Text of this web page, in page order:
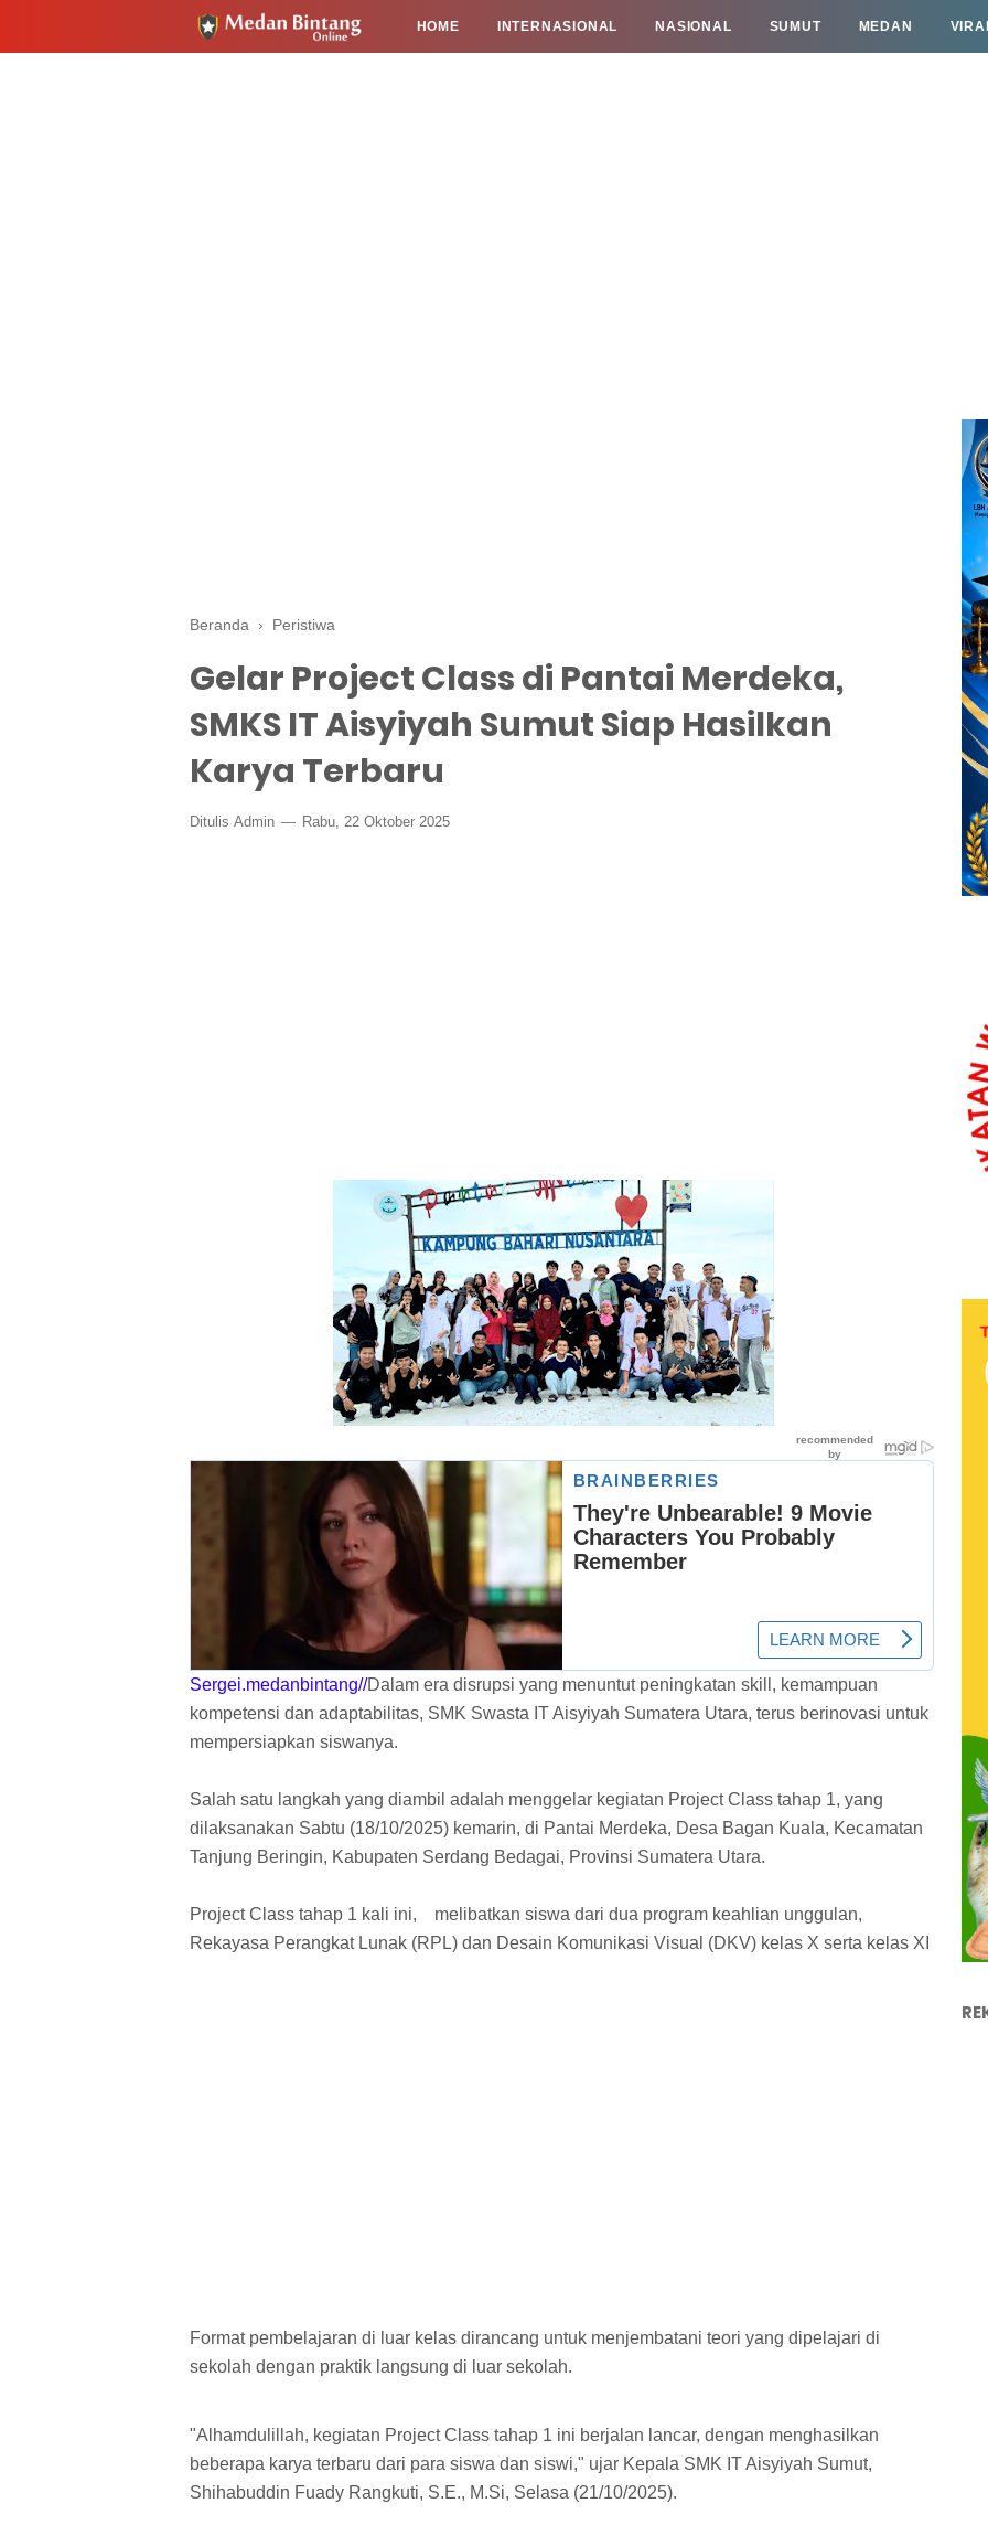
HOME INTERNASIONAL NASIONAL SUMUT MEDAN
Beranda › Peristiwa
Gelar Project Class di Pantai Merdeka,
SMKS IT Aisyiyah Sumut Siap Hasilkan
Karya Terbaru
Ditulis Admin Rabu, 22 Oktober 2025
Sergei.medanbintang//Dalam era disrupsi yang menuntut peningkatan skill, kemampuan
kompetensi dan adaptabilitas, SMK Swasta IT Aisyiyah Sumatera Utara, terus berinovasi untuk
mempersiapkan siswanya.
Salah satu langkah yang diambil adalah menggelar kegiatan Project Class tahap 1, yang
dilaksanakan Sabtu (18/10/2025) kemarin, di Pantai Merdeka, Desa Bagan Kuala, Kecamatan
Tanjung Beringin, Kabupaten Serdang Bedagai, Provinsi Sumatera Utara.
Project Class tahap 1 kali ini, melibatkan siswa dari dua program keahlian unggulan,
Rekayasa Perangkat Lunak (RPL) dan Desain Komunikasi Visual (DKV) kelas X serta kelas XI
Format pembelajaran di luar kelas dirancang untuk menjembatani teori yang dipelajari di
sekolah dengan praktik langsung di luar sekolah.
"Alhamdulillah, kegiatan Project Class tahap 1 ini berjalan lancar, dengan menghasilkan
beberapa karya terbaru dari para siswa dan siswi," ujar Kepala SMK IT Aisyiyah Sumut,
Shihabuddin Fuady Rangkuti, S.E., M.Si, Selasa (21/10/2025).